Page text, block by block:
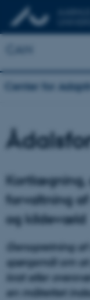
CAN
Center for
Kortlægning,
forvaltning
og kildevæld
Genopretning
spørgsmål om
krat eller
en målrettet